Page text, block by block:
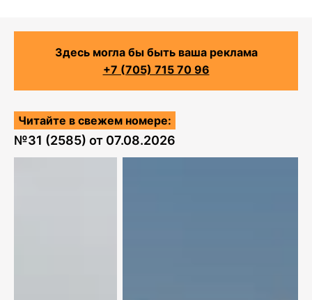
Здесь могла бы быть ваша реклама
+7 (705) 715 70 96
Читайте в свежем номере:
№31 (2585) от 07.08.2026